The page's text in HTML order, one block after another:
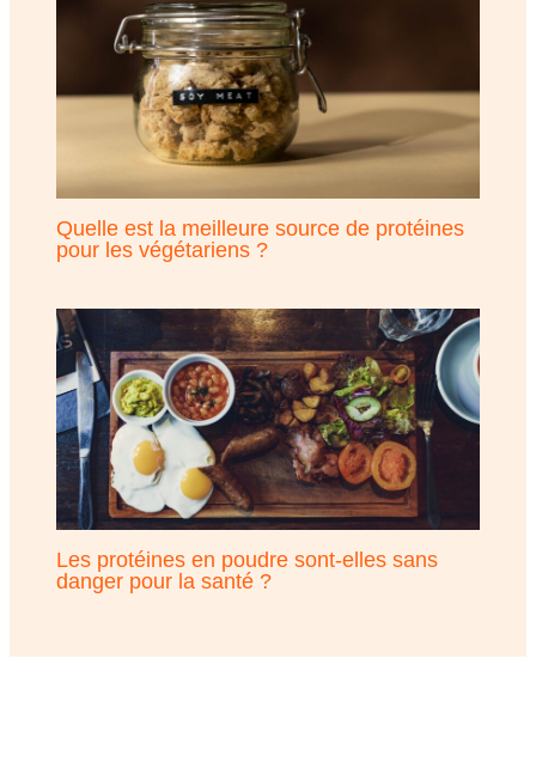
Quelle est la meilleure source de protéines
pour les végétariens ?
Les protéines en poudre sont-elles sans
danger pour la santé ?